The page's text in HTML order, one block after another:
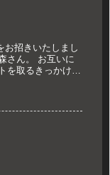
お招きいたしまし
さん。 お互いに
取るきっかけに